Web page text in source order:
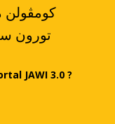
.تورون
JAWI 3.0 ?